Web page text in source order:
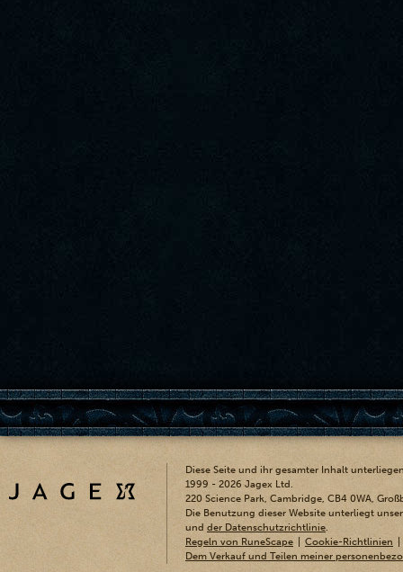
Diese Seite und ihr gesamter Inhalt
1999 - 2026 Jagex Ltd.
220 Science Park, Cambridge, CB4 0WA,
Die Benutzung dieser Website unterliegt
und der Datenschutzrichtlinie.
Regeln von RuneScape
Cookie-Richtlinien
Dem Verkauf und Teilen meiner